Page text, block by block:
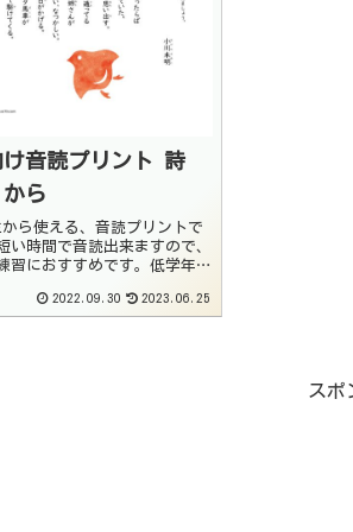
音読プリント 詩
ら
ら使える、音読プリントで
い時間で音読出来ますので、
習におすすめです。低学年の
みながら読解力を自然と身に
2022.09.30 2023.06.25
スポ